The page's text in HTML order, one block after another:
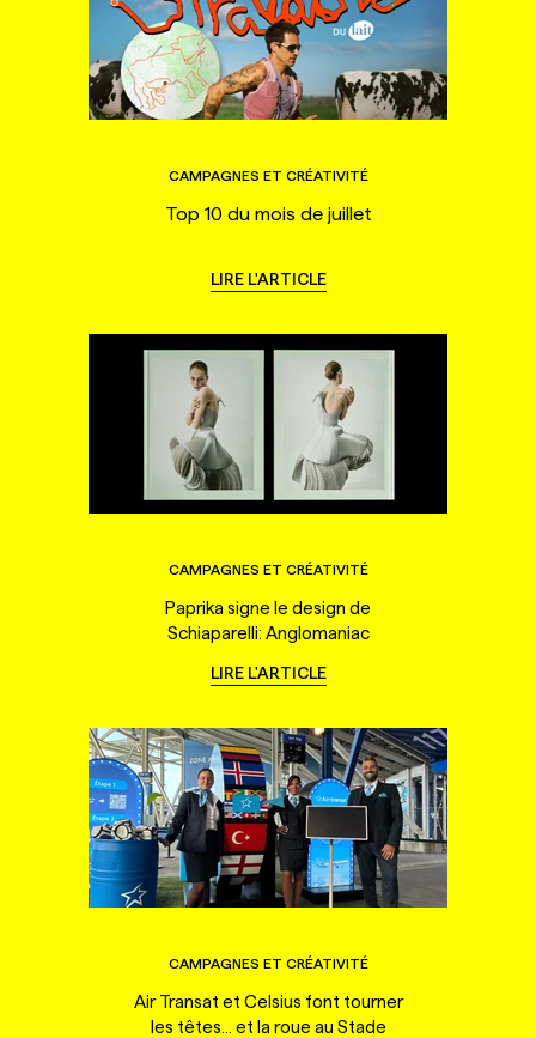
CAMPAGNES ET CRÉATIVITÉ
Top 10 du mois de juillet
LIRE L'ARTICLE
CAMPAGNES ET CRÉATIVITÉ
Paprika signe le design de
Schiaparelli: Anglomaniac
LIRE L'ARTICLE
CAMPAGNES ET CRÉATIVITÉ
Air Transat et Celsius font tourner
les têtes... et la roue au Stade